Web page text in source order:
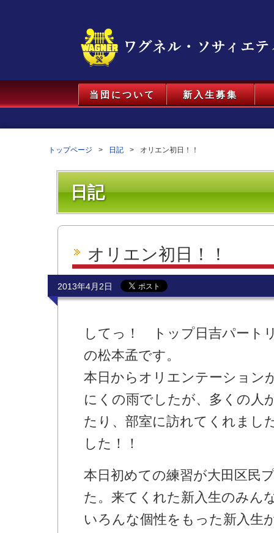
当団について 新入生募集
トップページ 日記 オリエン初日！！
日記
オリエン初日！！
2013年4月2日
してっ！ トップ日吉パート
の松本孟です。
本日からオリエンテーション
にくの雨でしたが、多くの人
たり、部室に訪れてくれまし
した！！
本日初めての練習が大田区民
た。来てくれた新入生のみん
いろんな個性をもった新入生